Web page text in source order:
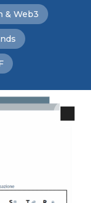
& Web3